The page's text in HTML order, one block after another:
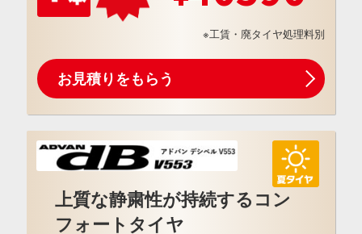
※工賃・廃タイヤ処理料別
お見積りをもらう
上質な静粛性が持続するコン
フォートタイヤ